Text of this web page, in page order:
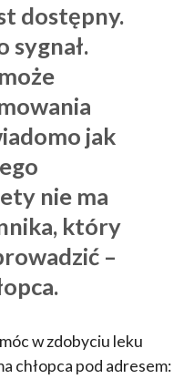
dostępny.
sygnał.
jak
nie ma
który
–
w zdobyciu leku
chłopca pod adresem: